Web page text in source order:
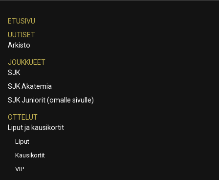
ETUSIVU
UUTISET
Arkisto
JOUKKUEET
SJK
SJK Akatemia
SJK Juniorit (omalle sivulle)
OTTELUT
Liput ja kausikortit
Liput
Kausikortit
VIP